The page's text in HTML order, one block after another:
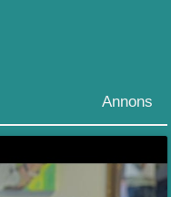
Annons